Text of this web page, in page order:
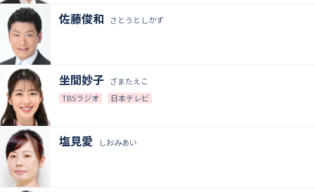
さとうとしかず
佐藤俊和
ざまたえこ
坐間妙子
TBSラジオ 日本テレビ
しおみあい
塩見愛